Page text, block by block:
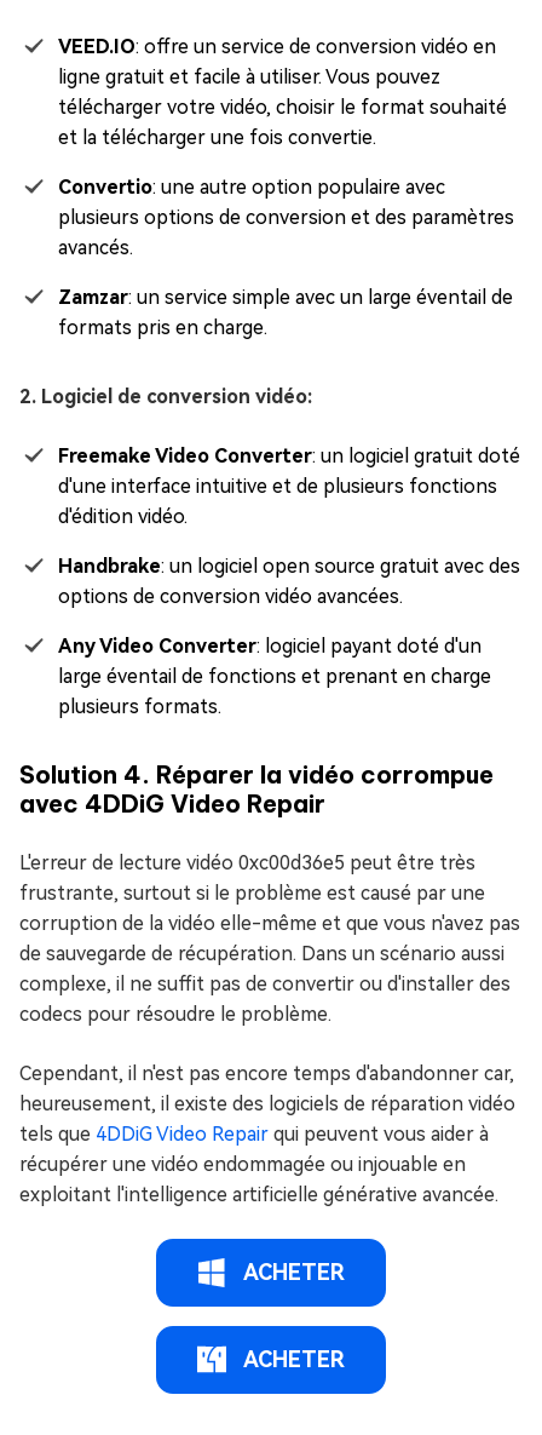
VEED.IO: offre un service de conversion vidéo en
ligne gratuit et facile à utiliser. Vous pouvez
télécharger votre vidéo, choisir le format souhaité
et la télécharger une fois convertie.
Convertio: une autre option populaire avec
plusieurs options de conversion et des paramètres
avancés.
Zamzar: un service simple avec un large éventail de
formats pris en charge.
2. Logiciel de conversion vidéo:
Freemake Video Converter: un logiciel gratuit doté
d'une interface intuitive et de plusieurs fonctions
d'édition vidéo.
Handbrake: un logiciel open source gratuit avec des
options de conversion vidéo avancées.
Any Video Converter: logiciel payant doté d'un
large éventail de fonctions et prenant en charge
plusieurs formats.
Solution 4. Réparer la vidéo corrompue
avec 4DDiG Video Repair
L'erreur de lecture vidéo 0xc00d36e5 peut être très
frustrante, surtout si le problème est causé par une
corruption de la vidéo elle-même et que vous n'avez pas
de sauvegarde de récupération. Dans un scénario aussi
complexe, il ne suffit pas de convertir ou d'installer des
codecs pour résoudre le problème.
Cependant, il n'est pas encore temps d'abandonner car,
heureusement, il existe des logiciels de réparation vidéo
tels que 4DDiG Video Repair qui peuvent vous aider à
récupérer une vidéo endommagée ou injouable en
exploitant l'intelligence artificielle générative avancée.
ACHETER
ACHETER